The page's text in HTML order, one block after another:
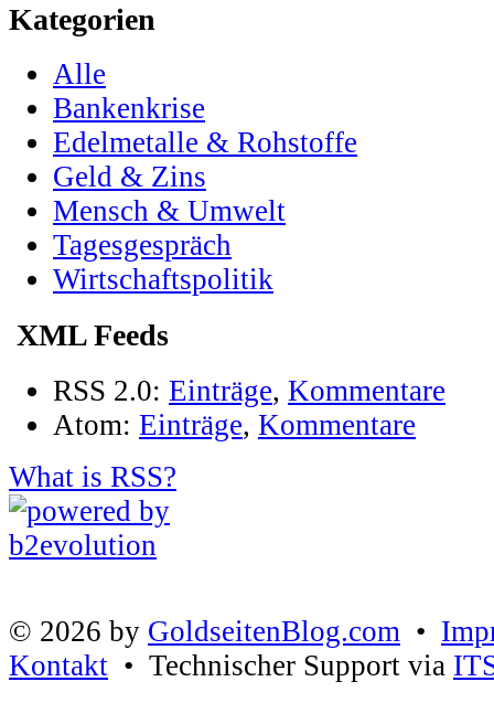
Kategorien
Alle
Bankenkrise
Edelmetalle & Rohstoffe
Geld & Zins
Mensch & Umwelt
Tagesgespräch
Wirtschaftspolitik
XML Feeds
RSS 2.0: Einträge, Kommentare
Atom: Einträge, Kommentare
What is RSS?
© 2026 by GoldseitenBlog.com •
Kontakt • Technischer Support via